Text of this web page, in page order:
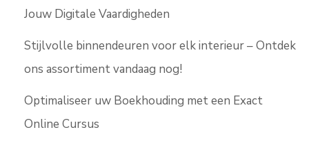
Jouw Digitale Vaardigheden
Stijlvolle binnendeuren voor elk interieur – Ontdek
ons assortiment vandaag nog!
Optimaliseer uw Boekhouding met een Exact
Online Cursus